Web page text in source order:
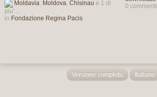
Moldavia Moldova Chisinau e 1 di
piu'...
in Fondazione Regina Pacis
0 commenti
Versione completa Italiano